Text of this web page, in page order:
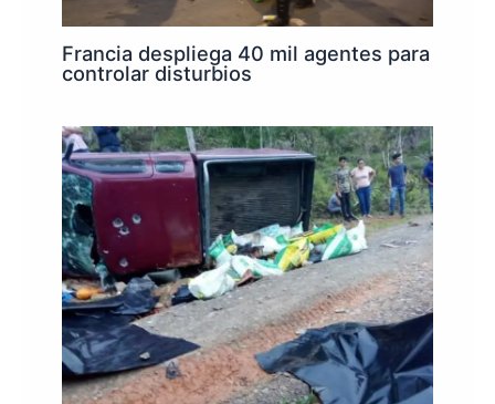
Francia despliega 40 mil agentes para
controlar disturbios